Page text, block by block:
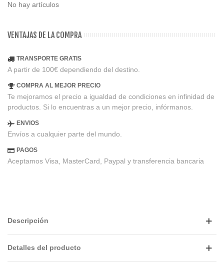
No hay artículos
VENTAJAS DE LA COMPRA
TRANSPORTE GRATIS
A partir de 100€ dependiendo del destino.
COMPRA AL MEJOR PRECIO
Te mejoramos el precio a igualdad de condiciones en infinidad de
productos. Si lo encuentras a un mejor precio, infórmanos.
ENVIOS
Envíos a cualquier parte del mundo.
PAGOS
Aceptamos Visa, MasterCard, Paypal y transferencia bancaria
Descripción
Detalles del producto